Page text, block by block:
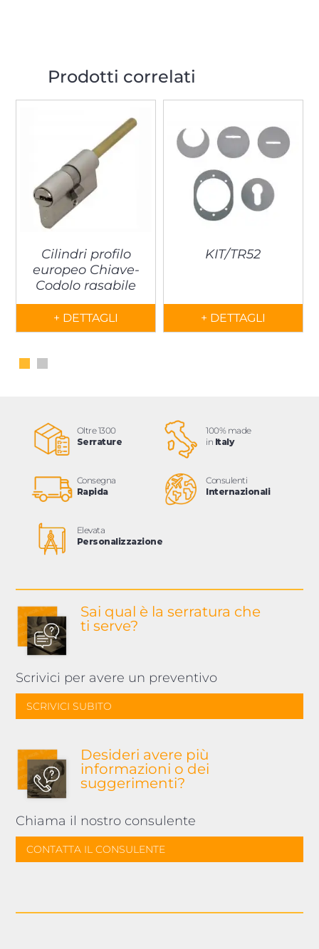
Prodotti correlati
Cilindri profilo
europeo Chiave-
Codolo rasabile
+ DETTAGLI
KIT/TR52
+ DETTAGLI
Oltre 1300
Serrature
100% made
in Italy
Consegna
Rapida
Consulenti
Internazionali
Elevata
Personalizzazione
Sai qual è la serratura che
ti serve?
Scrivici per avere un preventivo
SCRIVICI SUBITO
Desideri avere più
informazioni o dei
suggerimenti?
Chiama il nostro consulente
CONTATTA IL CONSULENTE